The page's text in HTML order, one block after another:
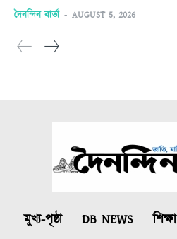
দৈনন্দিন বাৰ্তা - AUGUST 5, 2026
মুখ্য-পৃষ্ঠা DB NEWS শিক্ষা